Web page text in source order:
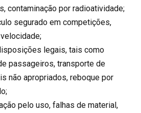
contaminação por radioatividade;
segurado em competições,
legais, tais como
passageiros, transporte de
não apropriados, reboque por
pelo uso, falhas de material,